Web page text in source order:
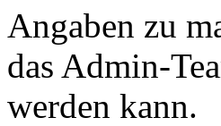
Angaben zu
das Admin-
werden kann.